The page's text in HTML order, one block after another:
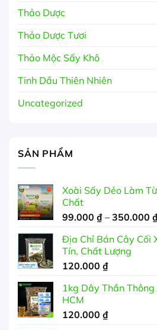
Thảo Dược
Thảo Dược Tươi
Thảo Mộc Sấy Khô
Tinh Dầu Thiên Nhiên
Uncategorized
SẢN PHẨM
Xoài Sấy Dẻo Làm
Chất
99.000 ₫ – 350.000
Địa Chỉ Bán Cây Cối
Tín, Chất Lượng
120.000 ₫
1kg Dây Thần
HCM
120.000 ₫